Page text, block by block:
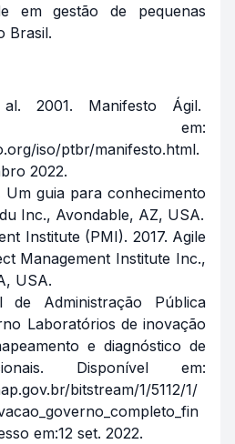
em gestão de pequenas
Brasil.
2001. Manifesto Ágil.
em:
iso/ptbr/manifesto.html.
2022.
Um guia para conhecimento
Inc., Avondable, AZ, USA.
Institute (PMI). 2017. Agile
Management Institute Inc.,
USA.
de Administração Pública
Laboratórios de inovação
e diagnóstico de
Disponível em:
bitstream/1/5112/1/
em:12 set. 2022.